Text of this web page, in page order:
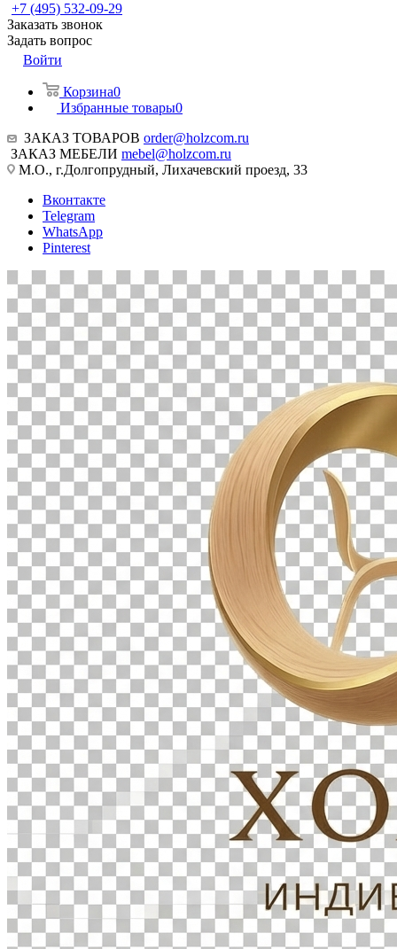
+7 (495) 532-09-29
Заказать звонок
Задать вопрос
Войти
Корзина0
Избранные товары0
ЗАКАЗ ТОВАРОВ order@holzcom.ru
ЗАКАЗ МЕБЕЛИ mebel@holzcom.ru
М.О., г.Долгопрудный, Лихачевский проезд, 33
Вконтакте
Telegram
WhatsApp
Pinterest